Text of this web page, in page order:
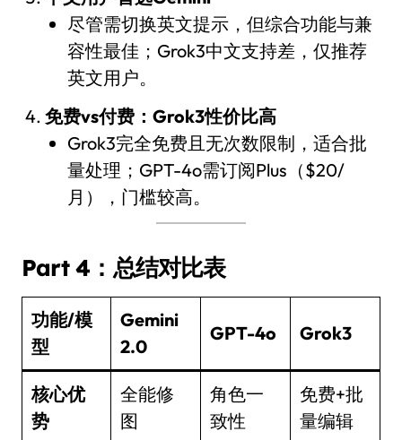
尽管需切换英文提示，但综合功能与兼
容性最佳；Grok3中文支持差，仅推荐
英文用户。
免费vs付费：Grok3性价比高
Grok3完全免费且无次数限制，适合批
量处理；GPT-4o需订阅Plus（$20/
月），门槛较高。
Part 4：总结对比表
功能/模
型
Gemini
2.0
GPT-4o Grok3
核心优
势
全能修
图
角色一
致性
免费+批
量编辑